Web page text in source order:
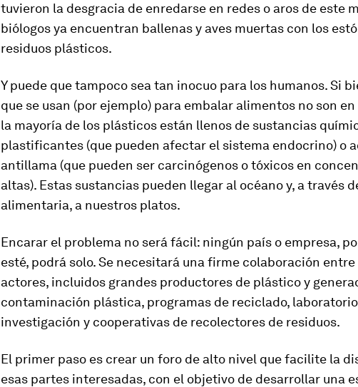
tuvieron la desgracia de enredarse en redes o aros de este
biólogos ya encuentran ballenas y aves muertas con los
residuos plásticos.
Y puede que tampoco sea tan inocuo para los humanos. Si
que se usan (por ejemplo) para embalar alimentos no son
la mayoría de los plásticos están llenos de sustancias
plastificantes (que pueden afectar el sistema endocrino) o
antillama (que pueden ser carcinógenos o tóxicos en
altas). Estas sustancias pueden llegar al océano y, a través
alimentaria, a nuestros platos.
Encarar el problema no será fácil: ningún país o empresa,
esté, podrá solo. Se necesitará una firme colaboración
actores, incluidos grandes productores de plástico y
contaminación plástica, programas de reciclado,
investigación y cooperativas de recolectores de residuos.
El primer paso es crear un foro de alto nivel que facilite la
esas partes interesadas, con el objetivo de desarrollar una